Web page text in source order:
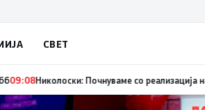
СВЕТ
на реформите09:33Просечната оценка од